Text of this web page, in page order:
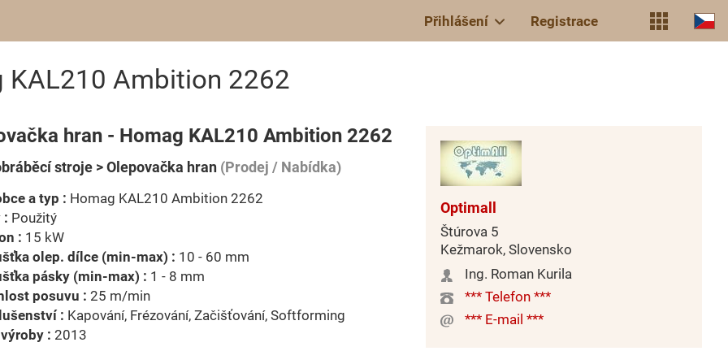
Přihlášení Registrace
KAL210 Ambition 2262
hran - Homag KAL210 Ambition 2262
stroje > Olepovačka hran (Prodej / Nabídka)
a typ : Homag KAL210 Ambition 2262
: Použitý
: 15 kW
olep. dílce (min-max) : 10 - 60 mm
pásky (min-max) : 1 - 8 mm
posuvu : 25 m/min
: Kapování, Frézování, Začišťování, Softforming
: 2013
Optimall
Štúrova 5
Kežmarok, Slovensko
Ing. Roman Kurila
*** Telefon ***
*** E-mail ***